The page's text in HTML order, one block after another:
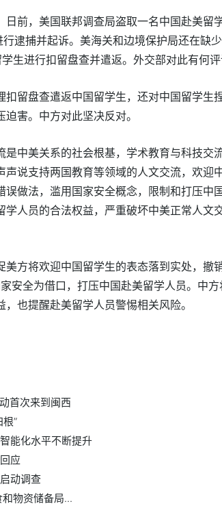
前，美国联邦调查局盗取一名中国赴美留
行逮捕并起诉。美海关和边境保护局还在缺
生进行扣留盘查并遣返。外交部对此有何评
扣留盘查遣返中国留学生，还对中国留学生
害。中方对此坚决反对。
是中美关系的社会根基，学术教育与科技交
声说支持两国教育等领域的人文交流，欢迎
误做法，滥用国家安全概念，限制和打压中
学人员的合法权益，严重破坏中美正常人文
美方将欢迎中国留学生的表态落到实处，撤
安全为借口，打压中国赴美留学人员。中
也提醒赴美留学人员警惕相关风险。
首次来到闽西
”
能化水平不断提升
应
动调查
物资储备局...